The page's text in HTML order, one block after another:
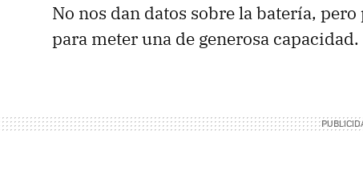
No nos dan datos sobre la batería,
para meter una de generosa capacidad.